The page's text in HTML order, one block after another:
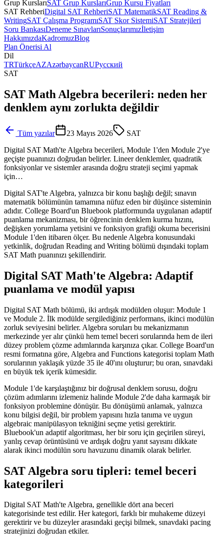
Grup KurslarıSAT Grup KurslarıGrup Kursu Fiyatları
SAT RehberiDigital SAT RehberiSAT MatematikSAT Reading &
WritingSAT Çalışma ProgramıSAT Skor SistemiSAT Stratejileri
Soru BankasıDeneme SınavlarıSonuçlarımızİletişim
HakkımızdaKadromuzBlog
Plan Önerisi Al
Dil
TRTürkçeAZAzərbaycanRUРусский
SAT
SAT Math Algebra becerileri: neden her
denklem aynı zorlukta değildir
Tüm yazılar 23 Mayıs 2026
SAT
Digital SAT Math'te Algebra becerileri, Module 1'den Module 2'ye
geçişte puanınızı doğrudan belirler. Lineer denklemler, quadratik
fonksiyonlar ve sistemler arasında doğru strateji seçimi yapmak
için…
Digital SAT'te Algebra, yalnızca bir konu başlığı değil; sınavın
matematik bölümünün tamamına nüfuz eden bir düşünce sisteminin
adıdır. College Board'un Bluebook platformunda uygulanan adaptif
puanlama mekanizması, bir öğrencinin denklem kurma hızını,
değişken yorumlama yetisini ve fonksiyon grafiği okuma becerisini
Module 1'den itibaren ölçer. Bu nedenle Algebra konusundaki
yetkinlik, doğrudan Reading and Writing bölümü dışındaki toplam
SAT Math puanınızı şekillendirir.
Digital SAT Math'te Algebra: Adaptif
puanlama ve modül yapısı
Digital SAT Math bölümü, iki ardışık modülden oluşur: Module 1
ve Module 2. İlk modülde sergilediğiniz performans, ikinci modülün
zorluk seviyesini belirler. Algebra soruları bu mekanizmanın
merkezinde yer alır çünkü hem temel beceri sorularında hem de ileri
düzey problem çözme adımlarında karşınıza çıkar. College Board'un
resmi formatına göre, Algebra and Functions kategorisi toplam Math
sorularının yaklaşık yüzde 35 ile 40'ını oluşturur; bu oran, sınavdaki
en büyük tek içerik kümesidir.
Module 1'de karşılaştığınız bir doğrusal denklem sorusu, doğru
çözüm adımlarını izlemeniz halinde Module 2'de daha karmaşık bir
fonksiyon problemine dönüşür. Bu dönüşümü anlamak, yalnızca
konu bilgisi değil, bir problem yapısını hızla tanıma ve uygun
algebraic manipülasyon tekniğini seçme yetisi gerektirir.
Bluebook'un adaptif algoritması, her bir soru için geçirilen süreyi,
yanlış cevap örüntüsünü ve ardışık doğru yanıt sayısını dikkate
alarak ikinci modülün soru havuzunu dinamik olarak belirler.
SAT Algebra soru tipleri: temel beceri
kategorileri
Digital SAT Math'te Algebra, genellikle dört ana beceri
kategorisinde test edilir. Her kategori, farklı bir muhakeme düzeyi
gerektirir ve bu düzeyler arasındaki geçişi bilmek, sınavdaki pacing
stratejinizi doğrudan etkiler.